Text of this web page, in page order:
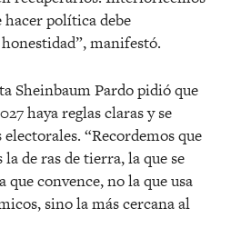
hacer política debe
manifestó.
Sheinbaum Pardo pidió que
haya reglas claras y se
“Recordemos que
de ras de tierra, la que se
que convence, no la que usa
sino la más cercana al